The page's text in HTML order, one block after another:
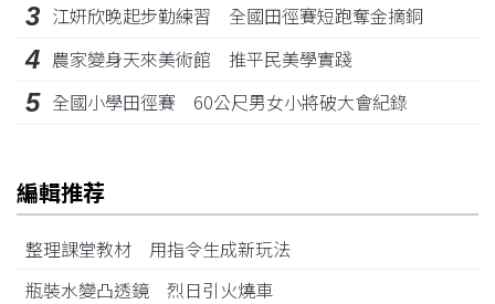
3 江姸欣晚起步勤練習 全國田徑賽短跑奪金摘銅
4 農家變身天來美術館 推平民美學實踐
5 全國小學田徑賽 60公尺男女小將破大會紀錄
編輯推荐
整理課堂教材 用指令生成新玩法
瓶裝水變凸透鏡 烈日引火燒車